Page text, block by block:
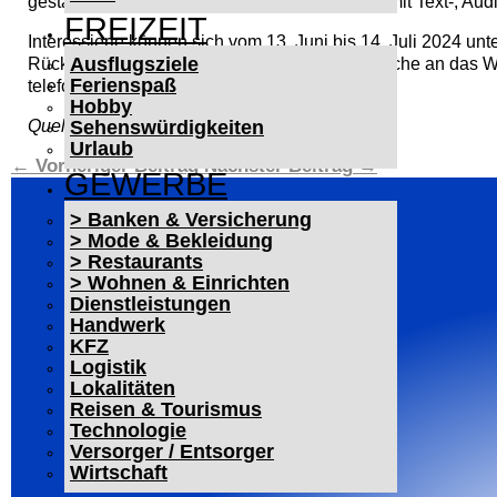
FREIZEIT
Ausflugsziele
Ferienspaß
Hobby
Sehenswürdigkeiten
Urlaub
GEWERBE
> Banken & Versicherung
> Mode & Bekleidung
> Restaurants
> Wohnen & Einrichten
Dienstleistungen
Handwerk
KFZ
Logistik
Lokalitäten
Reisen & Tourismus
Technologie
Versorger / Entsorger
Wirtschaft
Interessierte können sich vom 13. Juni bis 14. Juli 2024
Rückfragen können sich interessierte Jugendliche an das
telefonisch unter 06222 9399506 wenden.
Quelle: Prof. Dr. Lars Castellucci, MdB
← Vorheriger Beitrag Nächster Beitrag→